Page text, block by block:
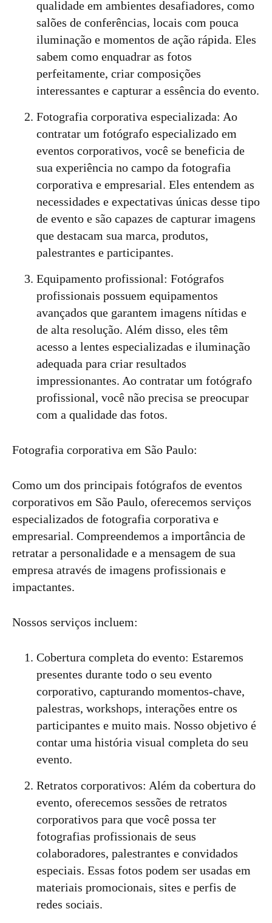
qualidade em ambientes desafiadores, como
salões de conferências, locais com pouca
iluminação e momentos de ação rápida. Eles
sabem como enquadrar as fotos
perfeitamente, criar composições
interessantes e capturar a essência do evento.
Fotografia corporativa especializada: Ao
contratar um fotógrafo especializado em
eventos corporativos, você se beneficia de
sua experiência no campo da fotografia
corporativa e empresarial. Eles entendem as
necessidades e expectativas únicas desse tipo
de evento e são capazes de capturar imagens
que destacam sua marca, produtos,
palestrantes e participantes.
Equipamento profissional: Fotógrafos
profissionais possuem equipamentos
avançados que garantem imagens nítidas e
de alta resolução. Além disso, eles têm
acesso a lentes especializadas e iluminação
adequada para criar resultados
impressionantes. Ao contratar um fotógrafo
profissional, você não precisa se preocupar
com a qualidade das fotos.
Fotografia corporativa em São Paulo:
Como um dos principais fotógrafos de eventos
corporativos em São Paulo, oferecemos serviços
especializados de fotografia corporativa e
empresarial. Compreendemos a importância de
retratar a personalidade e a mensagem de sua
empresa através de imagens profissionais e
impactantes.
Nossos serviços incluem:
Cobertura completa do evento: Estaremos
presentes durante todo o seu evento
corporativo, capturando momentos-chave,
palestras, workshops, interações entre os
participantes e muito mais. Nosso objetivo é
contar uma história visual completa do seu
evento.
Retratos corporativos: Além da cobertura do
evento, oferecemos sessões de retratos
corporativos para que você possa ter
fotografias profissionais de seus
colaboradores, palestrantes e convidados
especiais. Essas fotos podem ser usadas em
materiais promocionais, sites e perfis de
redes sociais.